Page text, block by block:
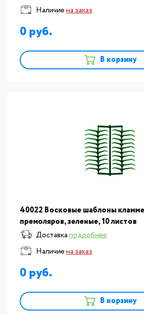
Наличиена заказ
0
В корзину
40022 Восковые шаблоны
премоляров, зеленые, 10 листов
Доставкаподробнее
Наличиена заказ
0
В корзину